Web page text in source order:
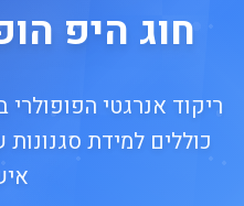
חוג היפ
ריקוד אנרגטי
כוללים למידת